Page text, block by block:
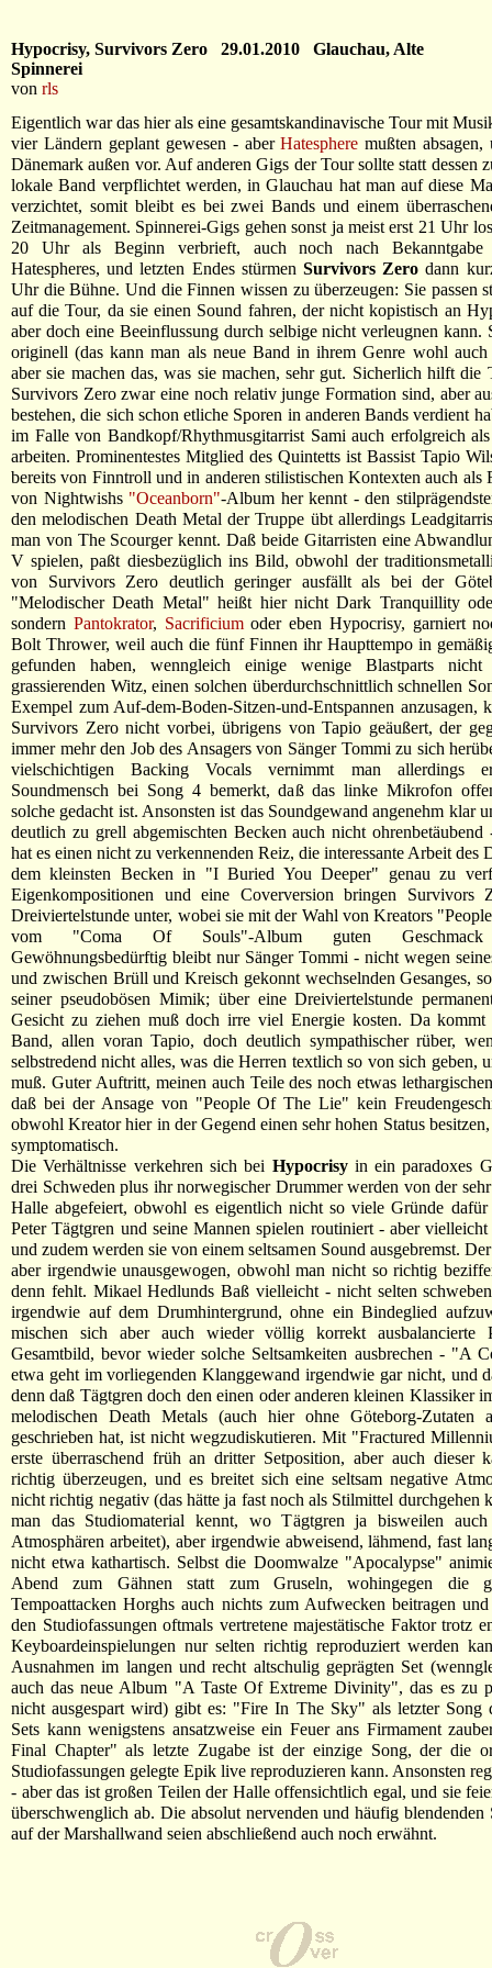
Hypocrisy, Survivors Zero 29.01.2010 Glauchau, Alte
Spinnerei
von rls
Eigentlich war das hier als eine gesamtskandinavische Tour mit
vier Ländern geplant gewesen - aberHatesphere mußten
Dänemark außen vor. Auf anderen Gigs der Tour sollte statt dessen
lokale Band verpflichtet werden, in Glauchau hat man auf diese
verzichtet, somit bleibt es bei zwei Bands und einem
Zeitmanagement. Spinnerei-Gigs gehen sonst ja meist erst 21 Uhr
20 Uhr als Beginn verbrieft, auch noch nach Bekanntgabe
Hatespheres, und letzten Endes stürmen Survivors Zero dann
Uhr die Bühne. Und die Finnen wissen zu überzeugen: Sie passen
auf die Tour, da sie einen Sound fahren, der nicht kopistisch an
aber doch eine Beeinflussung durch selbige nicht verleugnen kann.
originell (das kann man als neue Band in ihrem Genre wohl
aber sie machen das, was sie machen, sehr gut. Sicherlich hilft die
Survivors Zero zwar eine noch relativ junge Formation sind, aber
bestehen, die sich schon etliche Sporen in anderen Bands verdient
im Falle von Bandkopf/Rhythmusgitarrist Sami auch erfolgreich
arbeiten. Prominentestes Mitglied des Quintetts ist Bassist Tapio
bereits von Finntroll und in anderen stilistischen Kontexten auch als
von Nightwishs "Oceanborn"-Album her kennt - den
den melodischen Death Metal der Truppe übt allerdings
man von The Scourger kennt. Daß beide Gitarristen eine
V spielen, paßt diesbezüglich ins Bild, obwohl der
von Survivors Zero deutlich geringer ausfällt als bei der
"Melodischer Death Metal" heißt hier nicht Dark Tranquillity
sondern Pantokrator, Sacrificiumoder eben Hypocrisy, garniert
Bolt Thrower, weil auch die fünf Finnen ihr Haupttempo in
gefunden haben, wenngleich einige wenige Blastparts
grassierenden Witz, einen solchen überdurchschnittlich schnellen
Exempel zum Auf-dem-Boden-Sitzen-und-Entspannen anzusagen,
Survivors Zero nicht vorbei, übrigens von Tapio geäußert, der
immer mehr den Job des Ansagers von Sänger Tommi zu sich
vielschichtigen Backing Vocals vernimmt man allerdings
Soundmensch bei Song 4 bemerkt, daß das linke Mikrofon
solche gedacht ist. Ansonsten ist das Soundgewand angenehm klar
deutlich zu grell abgemischten Becken auch nicht ohrenbetäubend
hat es einen nicht zu verkennenden Reiz, die interessante Arbeit des
dem kleinsten Becken in "I Buried You Deeper" genau zu
Eigenkompositionen und eine Coverversion bringen Survivors
Dreiviertelstunde unter, wobei sie mit der Wahl von Kreators
vom "Coma Of Souls"-Album guten Geschmack
Gewöhnungsbedürftig bleibt nur Sänger Tommi - nicht wegen
und zwischen Brüll und Kreisch gekonnt wechselnden Gesanges,
seiner pseudobösen Mimik; über eine Dreiviertelstunde
Gesicht zu ziehen muß doch irre viel Energie kosten. Da kommt
Band, allen voran Tapio, doch deutlich sympathischer rüber,
selbstredend nicht alles, was die Herren textlich so von sich geben,
muß. Guter Auftritt, meinen auch Teile des noch etwas
daß bei der Ansage von "People Of The Lie" kein
obwohl Kreator hier in der Gegend einen sehr hohen Status
symptomatisch.
Die Verhältnisse verkehren sich bei Hypocrisyin ein paradoxes
drei Schweden plus ihr norwegischer Drummer werden von der
Halle abgefeiert, obwohl es eigentlich nicht so viele Gründe
Peter Tägtgren und seine Mannen spielen routiniert - aber
und zudem werden sie von einem seltsamen Sound ausgebremst.
aber irgendwie unausgewogen, obwohl man nicht so richtig
denn fehlt. Mikael Hedlunds Baß vielleicht - nicht selten
irgendwie auf dem Drumhintergrund, ohne ein Bindeglied
mischen sich aber auch wieder völlig korrekt ausbalancierte
Gesamtbild, bevor wieder solche Seltsamkeiten ausbrechen - "A
etwa geht im vorliegenden Klanggewand irgendwie gar nicht, und
denn daß Tägtgren doch den einen oder anderen kleinen Klassiker
melodischen Death Metals (auch hier ohne Göteborg-Zutaten
geschrieben hat, ist nicht wegzudiskutieren. Mit "Fractured
erste überraschend früh an dritter Setposition, aber auch dieser
richtig überzeugen, und es breitet sich eine seltsam negative
nicht richtig negativ (das hätte ja fast noch als Stilmittel durchgehen
man das Studiomaterial kennt, wo Tägtgren ja bisweilen
Atmosphären arbeitet), aber irgendwie abweisend, lähmend, fast
nicht etwa kathartisch. Selbst die Doomwalze "Apocalypse"
Abend zum Gähnen statt zum Gruseln, wohingegen die
Tempoattacken Horghs auch nichts zum Aufwecken beitragen
den Studiofassungen oftmals vertretene majestätische Faktor trotz
Keyboardeinspielungen nur selten richtig reproduziert werden
Ausnahmen im langen und recht altschulig geprägten Set
auch das neue Album "A Taste Of Extreme Divinity", das es zu
nicht ausgespart wird) gibt es: "Fire In The Sky" als letzter Song
Sets kann wenigstens ansatzweise ein Feuer ans Firmament
Final Chapter" als letzte Zugabe ist der einzige Song, der die
Studiofassungen gelegte Epik live reproduzieren kann. Ansonsten
- aber das ist großen Teilen der Halle offensichtlich egal, und sie
überschwenglich ab. Die absolut nervenden und häufig blendenden
auf der Marshallwand seien abschließend auch noch erwähnt.